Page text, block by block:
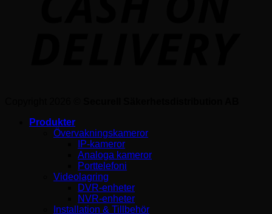
Produkter
Övervakningskameror
IP-kameror
Analoga kameror
Porttelefoni
Videolagring
DVR-enheter
NVR-enheter
Installation & Tillbehör